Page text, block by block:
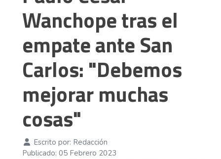
Wanchope tras el
empate ante San
Carlos: "Debemos
mejorar muchas
cosas"
Escrito por: Redacción
Publicado: 05 Febrero 2023